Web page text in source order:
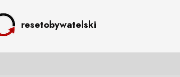
resetobywatelski